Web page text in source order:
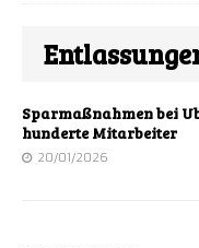
Sparmaßnahmen bei
hunderte Mitarbeiter
20/01/2026